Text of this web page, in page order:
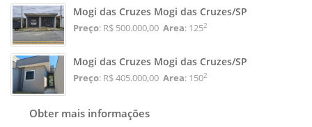
Mogi das Cruzes Mogi das Cruzes/SP
Preço: R$ 500.000,00 Area: 1252
Mogi das Cruzes Mogi das Cruzes/SP
Preço: R$ 405.000,00 Area: 1502
Obter mais informações